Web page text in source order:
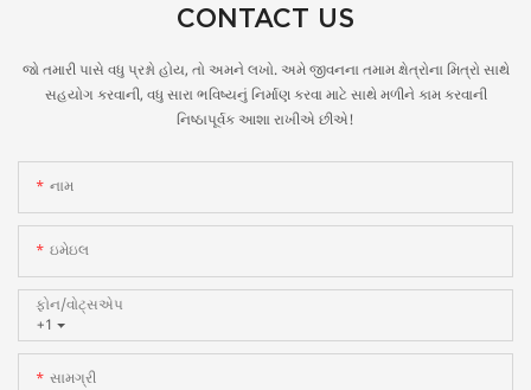
CONTACT US
જો તમારી પાસે વધુ પ્રશ્નો હોય, તો અમને લખો. અમે જીવનના તમામ ક્ષેત્રોના મિત્રો સાથે
સહયોગ કરવાની, વધુ સારા ભવિષ્યનું નિર્માણ કરવા માટે સાથે મળીને કામ કરવાની
નિષ્ઠાપૂર્વક આશા રાખીએ છીએ!
નામ
ઇમેઇલ
+1
ફોન/વોટ્સએપ
સામગ્રી